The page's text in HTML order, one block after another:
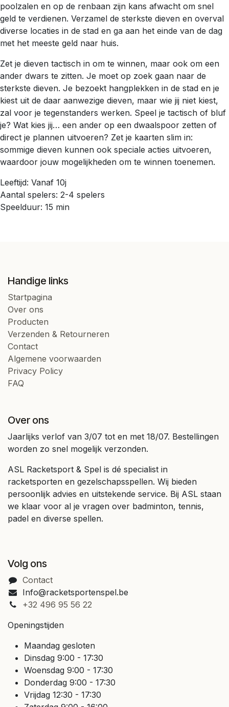
poolzalen en op de renbaan zijn kans afwacht om snel
geld te verdienen. Verzamel de sterkste dieven en overval
diverse locaties in de stad en ga aan het einde van de dag
met het meeste geld naar huis.
Zet je dieven tactisch in om te winnen, maar ook om een
ander dwars te zitten. Je moet op zoek gaan naar de
sterkste dieven. Je bezoekt hangplekken in de stad en je
kiest uit de daar aanwezige dieven, maar wie jij niet kiest,
zal voor je tegenstanders werken. Speel je tactisch of bluf
je? Wat kies jij… een ander op een dwaalspoor zetten of
direct je plannen uitvoeren? Zet je kaarten slim in:
sommige dieven kunnen ook speciale acties uitvoeren,
waardoor jouw mogelijkheden om te winnen toenemen.
Leeftijd: Vanaf 10j
Aantal spelers: 2-4 spelers
Speelduur: 15 min
Handige links
Startpagina
Over ons
Producten
Verzenden & Retourneren
Contact
Algemene voorwaarden
Privacy Policy
FAQ
Over ons
Jaarlijks verlof van 3/07 tot en met 18/07. Bestellingen
worden zo snel mogelijk verzonden.
ASL Racketsport & Spel is dé specialist in
racketsporten en gezelschapsspellen. Wij bieden
persoonlijk advies en uitstekende service. Bij ASL staan
we klaar voor al je vragen over badminton, tennis,
padel en diverse spellen.
Volg ons
Contact
Info@racketsportenspel.be
+32 496 95 56 22
Openingstijden
Maandag gesloten
Dinsdag 9:00 - 17:30
Woensdag 9:00 - 17:30
Donderdag 9:00 - 17:30
Vrijdag 12:30 - 17:30